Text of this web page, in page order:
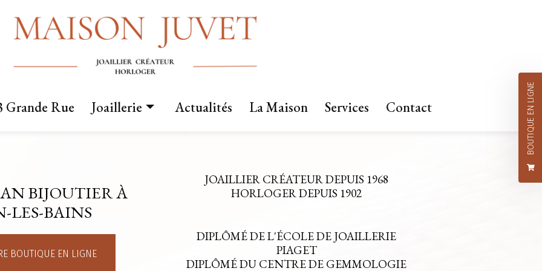
BOUTIQUE EN LIGNE
Grande Rue Joaillerie
Mariage
Actualités La Maison Services Contact
BIJOUTIER À
LES-BAINS
BOUTIQUE EN LIGNE
JOAILLIER CRÉATEUR DEPUIS 1968
HORLOGER DEPUIS 1902
DIPLÔMÉ DE L'ÉCOLE DE JOAILLERIE
PIAGET
DIPLÔMÉ DU CENTRE DE GEMMOLOGIE